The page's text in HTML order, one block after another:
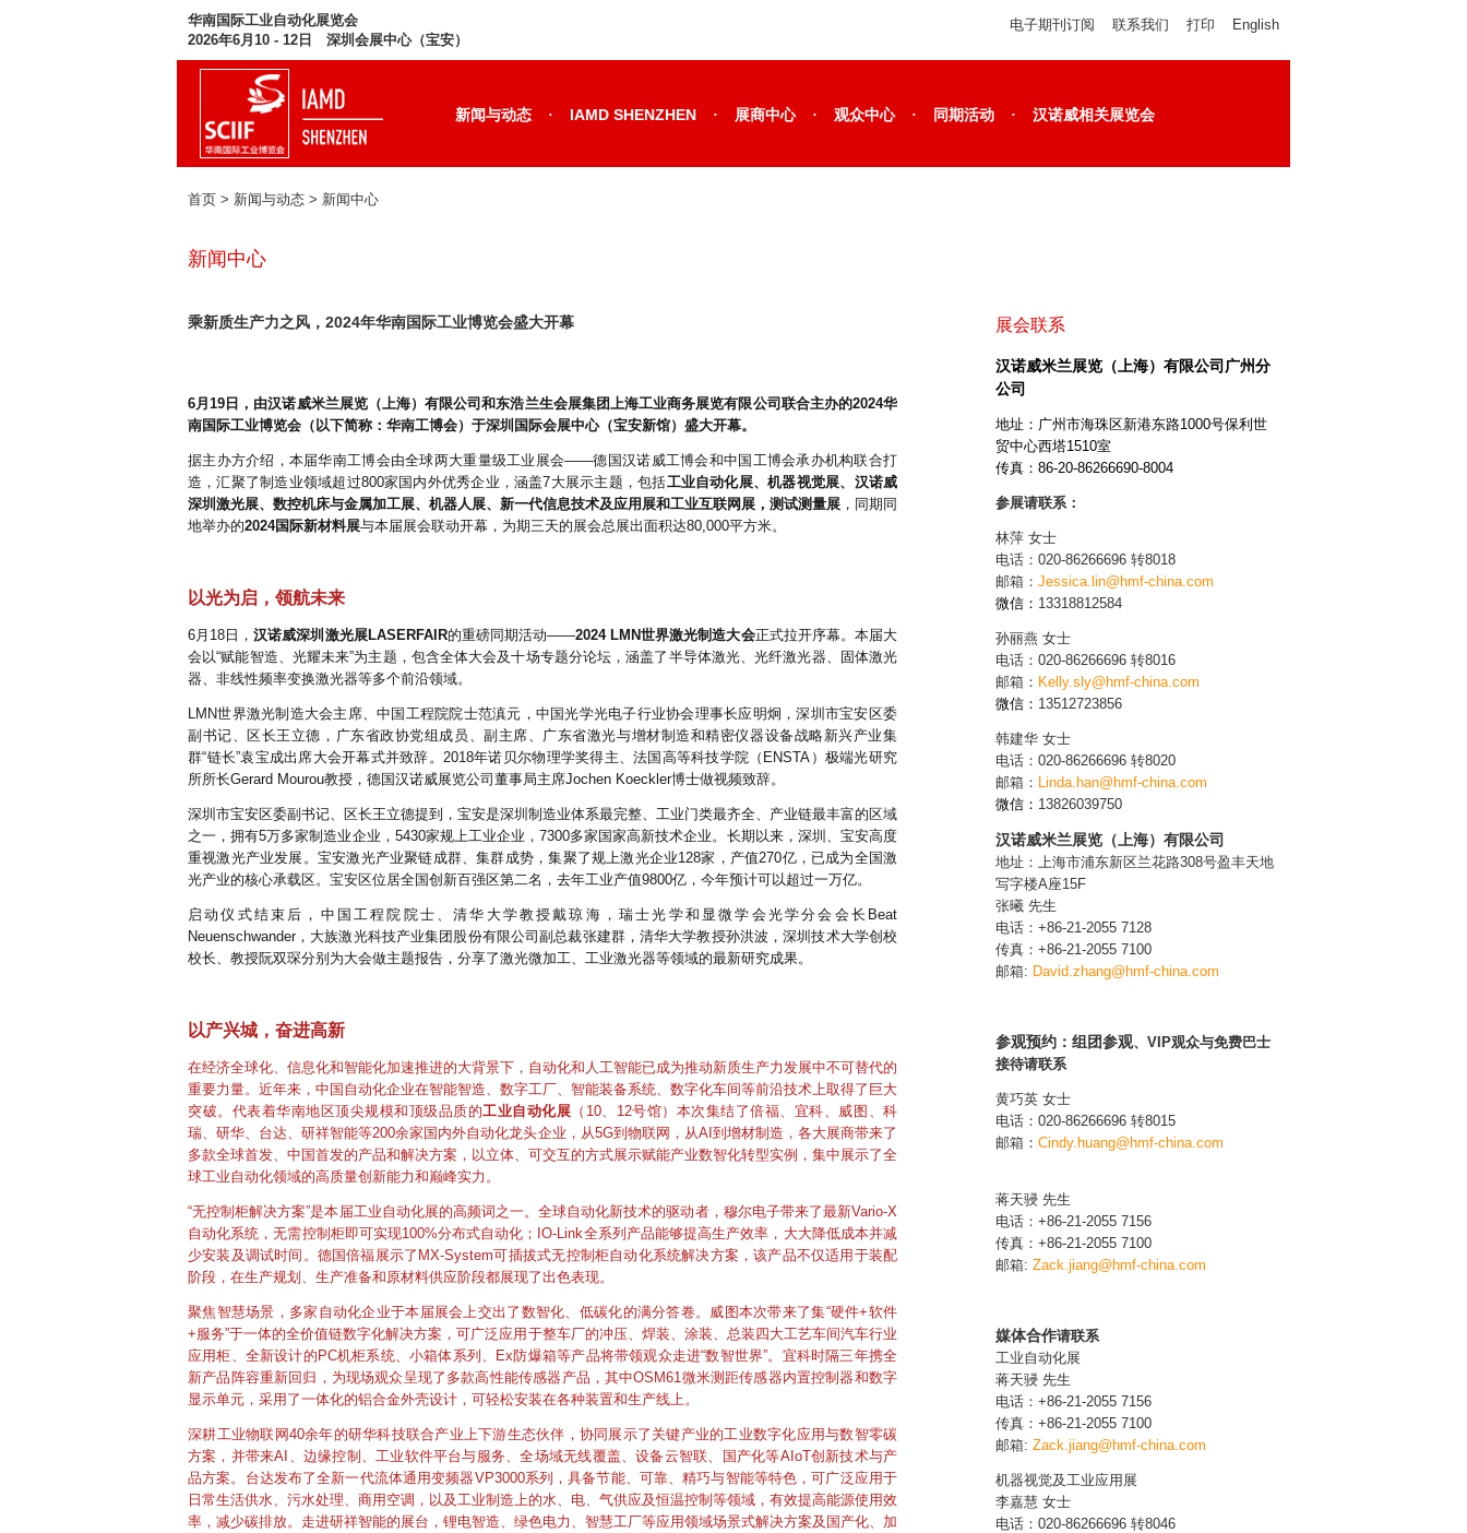
华南国际工业自动化展览会
2026年6月10 - 12日 深圳会展中心（宝安）
电子期刊订阅 联系我们 打印 English
新闻与动态 · IAMD SHENZHEN · 展商中心 · 观众中心 · 同期活动 · 汉诺威相关展览会
首页 > 新闻与动态 > 新闻中心
新闻中心
乘新质生产力之风，2024年华南国际工业博览会盛大开幕
6月19日，由汉诺威米兰展览（上海）有限公司和东浩兰生会展集团上海工业商务展览有限公司联合主办的2024华
南国际工业博览会（以下简称：华南工博会）于深圳国际会展中心（宝安新馆）盛大开幕。
据主办方介绍，本届华南工博会由全球两大重量级工业展会——德国汉诺威工博会和中国工博会承办机构联合打
造，汇聚了制造业领域超过800家国内外优秀企业，涵盖7大展示主题，包括工业自动化展、机器视觉展、汉诺威
深圳激光展、数控机床与金属加工展、机器人展、新一代信息技术及应用展和工业互联网展，测试测量展 ，同期同
地举办的2024国际新材料展与本届展会联动开幕，为期三天的展会总展出面积达80,000平方米。
以光为启，领航未来
6月18日，汉诺威深圳激光展LASERFAIR的重磅同期活动——2024 LMN世界激光制造大会正式拉开序幕。本届大
会以“赋能智造、光耀未来”为主题，包含全体大会及十场专题分论坛，涵盖了 半导体激光、光纤激光器、固体激光
器、非线性频率变换激光器等多个前沿领域。
LMN世界激光制造大会主席、中国工程院院士范滇元，中国光学光电子行业协会理事长应明炯，深圳市宝安区委
副书记、区长王立德，广东省政协党组成员、副主席、广东省激光与增材制造和精密仪器设备战略新兴产业集
群“链长”袁宝成出席大会开幕式并致辞。2018年诺贝尔物理学奖得主、法国高等科技学院（ENSTA）极端光研究
所所长Gerard Mourou教授，德国汉诺威展览公司董事局主席Jochen Koeckler博士做视频致辞。
深圳市宝安区委副书记、区长王立德提到，宝安是深圳制造业体系最完整、工业门类最齐全、产业链最丰富的区域
之一，拥有5万多家制造业企业，5430家规上工业企业，7300多家国家高新技术企业。长期以来，深圳、宝安高度
重视激光产业发展。宝安激光产业聚链成群、集群成势，集聚了规上激光企业128家，产值270亿，已成为全国激
光产业的核心承载区。宝安区位居全国创新百强区第二名，去年工业产值9800亿，今年预计可以超过一万亿。
启动仪式结束后，中国工程院院士、清华大学教授戴琼海，瑞士光学和显微学会光学分会会长Beat
Neuenschwander，大族激光科技产业集团股份有限公司副总裁张建群，清华大学教授孙洪波，深圳技术大学创校
校长、教授阮双琛分别为大会做主题报告，分享了激光微加工、工业激光器等领域的最新研究成果。
以产兴城，奋进高新
在经济全球化、信息化和智能化加速推进的大背景下，自动化和人工智能已成为推动新质生产力发展中不可替代的
重要力量。近年来，中国自动化企业在智能智造、数字工厂、智能装备系统、数字化车间等前沿技术上取得了巨大
突破。代表着华南地区顶尖规模和顶级品质的工业自动化展 （10、12号馆）本次集结了倍福、宜科、威图、科
瑞、研华、台达、研祥智能等200余家国内外自动化龙头企业，从5G到物联网，从AI到增材制造，各大展商带来了
多款全球首发、中国首发的产品和解决方案，以立体、可交互的方式展示赋能产业数智化转型实例，集中展示了全
球工业自动化领域的高质量创新能力和巅峰实力。
“无控制柜解决方案”是本届工业自动化展的高频词之一。全球自动化新技术的驱动者，穆尔电子带来了最新Vario-X
自动化系统，无需控制柜即可实现100%分布式自动化；IO-Link全系列产品能够提高生产效率，大大降低成本并减
少安装及调试时间。德国倍福展示了MX-System可插拔式无控制柜自动化系统解决方案，该产品不仅适用于装配
阶段，在生产规划、生产准备和原材料供应阶段都展现了出色表现。
聚焦智慧场景，多家自动化企业于本届展会上交出了数智化、低碳化的满分答卷。威图本次带来了集“硬件+软件
+服务”于一体的全价值链数字化解决方案，可广泛应用于整车厂的冲压、焊装、涂装、总装四大工艺车间汽车行业
应用柜、全新设计的PC机柜系统、小箱体系列、Ex防爆箱等产品将带领观众走进“数智世界”。宜科时隔三年携全
新产品阵容重新回归，为现场观众呈现了多款高性能传感器产品，其中OSM61微米测距传感器内置控制器和数字
显示单元，采用了一体化的铝合金外壳设计，可轻松安装在各种装置和生产线上。
深耕工业物联网40余年的研华科技联合产业上下游生态伙伴，协同展示了关键产业的工业数字化应用与数智零碳
方案，并带来AI、边缘控制、工业软件平台与服务、全场域无线覆盖、设备云智联、国产化等AIoT创新技术与产
品方案。台达发布了全新一代流体通用变频器VP3000系列，具备节能、可靠、精巧与智能等特色，可广泛应用于
日常生活供水、污水处理、商用空调，以及工业制造上的水、电、气供应及恒温控制等领域，有效提高能源使用效
率，减少碳排放。走进研祥智能的展台，锂电智造、绿色电力、智慧工厂等应用领域场景式解决方案及国产化、加
展会联系
汉诺威米兰展览（上海）有限公司广州分
公司
地址：广州市海珠区新港东路1000号保利世
贸中心西塔1510室
传真：86-20-86266690-8004
参展请联系：
林萍 女士
电话：020-86266696 转8018
邮箱： Jessica.lin@hmf-china.com
微信： 13318812584
孙丽燕 女士
电话：020-86266696 转8016
邮箱： Kelly.sly@hmf-china.com
微信： 13512723856
韩建华 女士
电话：020-86266696 转8020
邮箱： Linda.han@hmf-china.com
微信： 13826039750
汉诺威米兰展览（上海）有限公司
地址：上海市浦东新区兰花路308号盈丰天地
写字楼A座15F
张曦 先生
电话：+86-21-2055 7128
传真：+86-21-2055 7100
邮箱: David.zhang@hmf-china.com
参观预约：组团参观、VIP观众与免费巴士
接待请联系
黄巧英 女士
电话：020-86266696 转8015
邮箱： Cindy.huang@hmf-china.com​
蒋天骎 先生
电话：+86-21-2055 7156
传真：+86-21-2055 7100
邮箱: Zack.jiang@hmf-china.com
媒体合作请联系
工业自动化展
蒋天骎 先生
电话：+86-21-2055 7156
传真：+86-21-2055 7100
邮箱: Zack.jiang@hmf-china.com
机器视觉及工业应用展
李嘉慧 女士
电话：020-86266696 转8046